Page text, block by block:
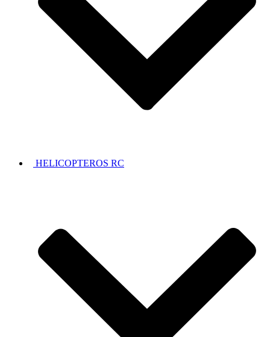
HELICOPTEROS RC